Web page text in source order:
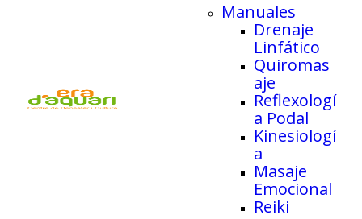
Manuales
Drenaje
Linfático
Quiromas
aje
Reflexologí
a Podal
Kinesiologí
a
Masaje
Emocional
Reiki